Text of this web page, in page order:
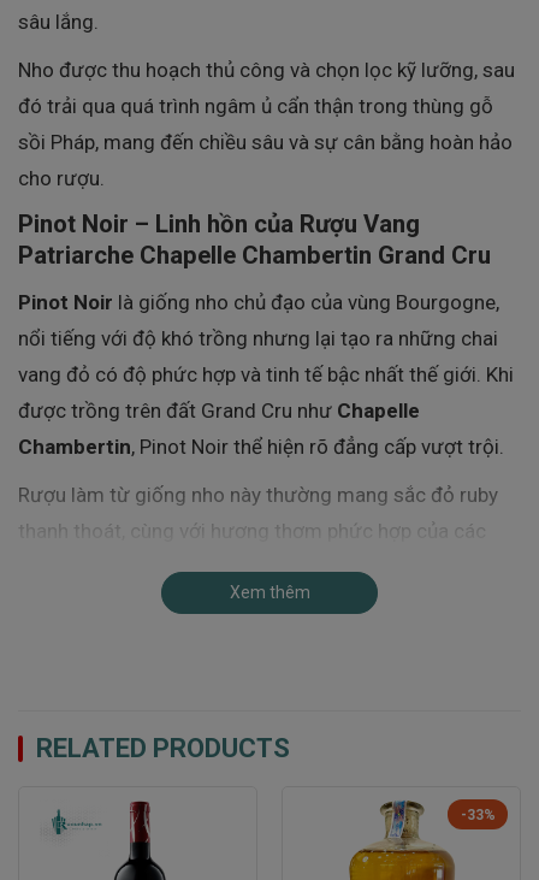
sâu lắng.
Nho được thu hoạch thủ công và chọn lọc kỹ lưỡng, sau
đó trải qua quá trình ngâm ủ cẩn thận trong thùng gỗ
sồi Pháp, mang đến chiều sâu và sự cân bằng hoàn hảo
cho rượu.
Pinot Noir – Linh hồn của Rượu Vang
Patriarche Chapelle Chambertin Grand Cru
Pinot Noir là giống nho chủ đạo của vùng Bourgogne,
nổi tiếng với độ khó trồng nhưng lại tạo ra những chai
vang đỏ có độ phức hợp và tinh tế bậc nhất thế giới. Khi
được trồng trên đất Grand Cru như Chapelle
Chambertin, Pinot Noir thể hiện rõ đẳng cấp vượt trội.
Rượu làm từ giống nho này thường mang sắc đỏ ruby
thanh thoát, cùng với hương thơm phức hợp của các
loại quả đỏ, gia vị và các nốt hương từ quá trình ủ gỗ
Patriarche Chapelle Chambertin
Xem thêm
RELATED PRODUCTS
-33%